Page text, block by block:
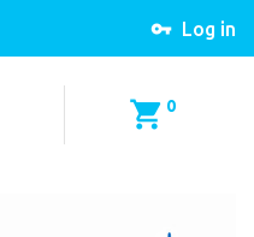
Log in
0